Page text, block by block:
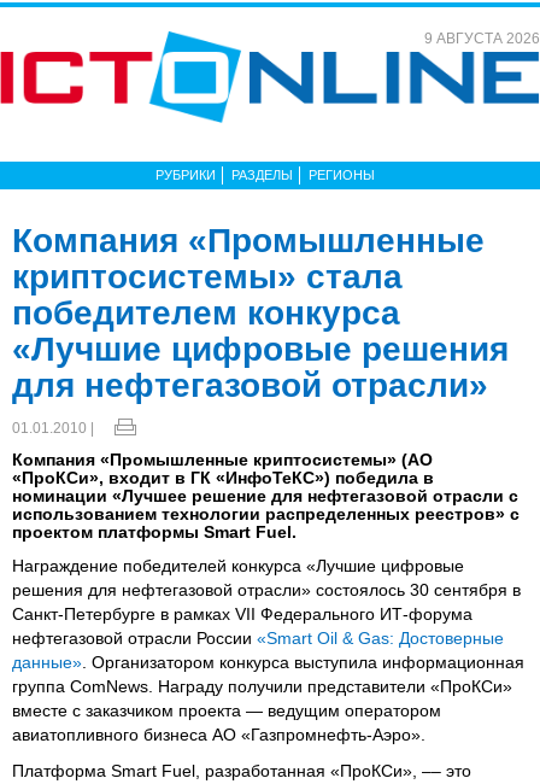
9 АВГУСТА 2026
РУБРИКИ РАЗДЕЛЫ РЕГИОНЫ
Компания «Промышленные
криптосистемы» стала
победителем конкурса
«Лучшие цифровые решения
для нефтегазовой отрасли»
01.01.2010 |
Компания «Промышленные криптосистемы» (АО
«ПроКСи», входит в ГК «ИнфоТеКС») победила в
номинации «Лучшее решение для нефтегазовой отрасли с
использованием технологии распределенных реестров» с
проектом платформы Smart Fuel.
Награждение победителей конкурса «Лучшие цифровые
решения для нефтегазовой отрасли» состоялось 30 сентября в
Санкт-Петербурге в рамках VII Федерального ИТ-форума
нефтегазовой отрасли России «Smart Oil & Gas: Достоверные
данные» . Организатором конкурса выступила информационная
группа ComNews. Награду получили представители «ПроКСи»
вместе с заказчиком проекта — ведущим оператором
авиатопливного бизнеса АО «Газпромнефть-Аэро».
Платформа Smart Fuel, разработанная «ПроКСи», –– это